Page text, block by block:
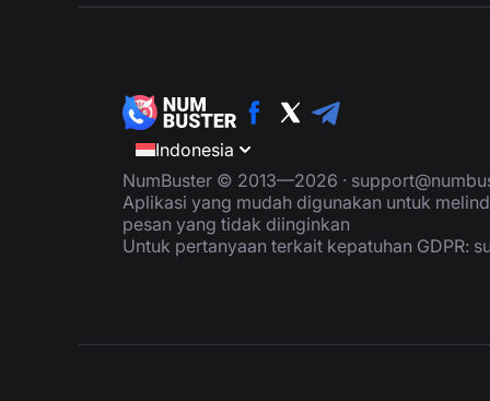
Indonesia
NumBuster © 2013—2026 ·
Aplikasi yang mudah digunakan untuk
pesan yang tidak diinginkan
Untuk pertanyaan terkait kepatuhan GDPR: